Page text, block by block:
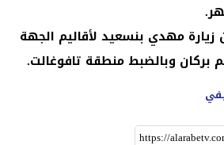
زيارة مهدي بنسعيد لأقاليم الجهة
بركان وبالضبط منطقة تافوغالت.